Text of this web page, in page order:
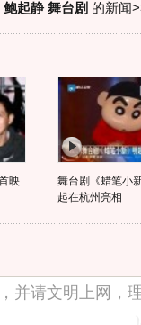
鲍起静 舞台剧 的新闻
映
舞台剧《蜡笔小
起在杭州亮相